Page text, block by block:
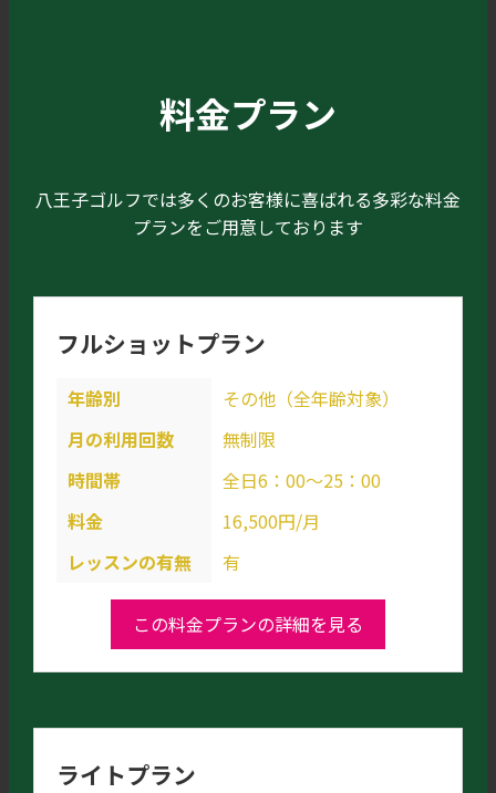
料金プラン
八王子ゴルフでは多くのお客様に喜ばれる多彩な料金
プランをご用意しております
フルショットプラン
年齢別
その他（全年齢対象）
月の利用回数
無制限
時間帯
全日6：00～25：00
料金
16,500円/月
レッスンの有無
有
この料金プランの詳細を見る
ライトプラン